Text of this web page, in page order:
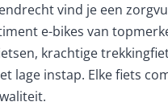
vind je een
e-bikes van
krachtige
lage instap. Elke fiets